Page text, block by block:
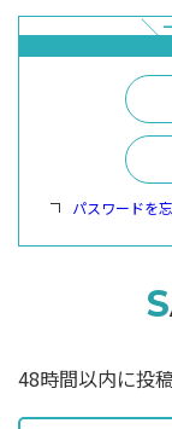
パスワードを
48時間以内に投